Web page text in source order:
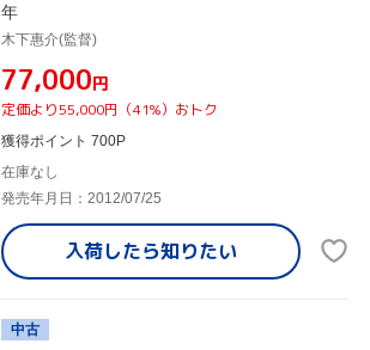
年
木下惠介(監督)
¥77,000円
定価より55,000円（41%）おトク
獲得ポイント 700P
在庫なし
発売年月日：2012/07/25
入荷したら知りたい
中古